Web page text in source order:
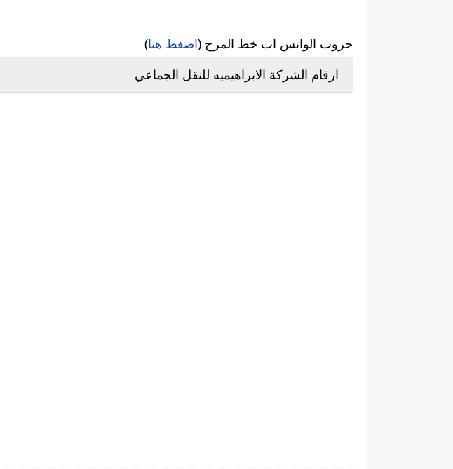
جروب الواتس اب خط المرج (اضغط هنا)
ارقام الشركة الابراهيميه للنقل الجماعي